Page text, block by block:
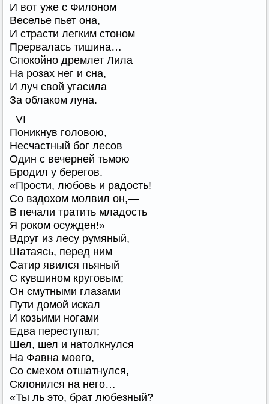
И вот уже с Филоном
Веселье пьет она,
И страсти легким стоном
Прервалась тишина…
Спокойно дремлет Лила
На розах нег и сна,
И луч свой угасила
За облаком луна.
VI
Поникнув головою,
Несчастный бог лесов
Один с вечерней тьмою
Бродил у берегов.
«Прости, любовь и радость!
Со вздохом молвил он,—
В печали тратить младость
Я роком осужден!»
Вдруг из лесу румяный,
Шатаясь, перед ним
Сатир явился пьяный
С кувшином круговым;
Он смутными глазами
Пути домой искал
И козьими ногами
Едва переступал;
Шел, шел и натолкнулся
На Фавна моего,
Со смехом отшатнулся,
Склонился на него…
«Ты ль это, брат любезный?